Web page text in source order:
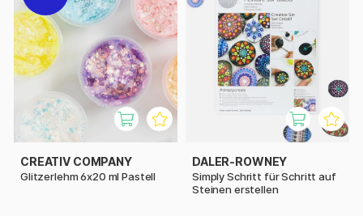
CREATIV COMPANY
Glitzerlehm 6x20 ml Pastell
DALER-ROWNEY
Simply Schritt für Schritt auf
Steinen erstellen